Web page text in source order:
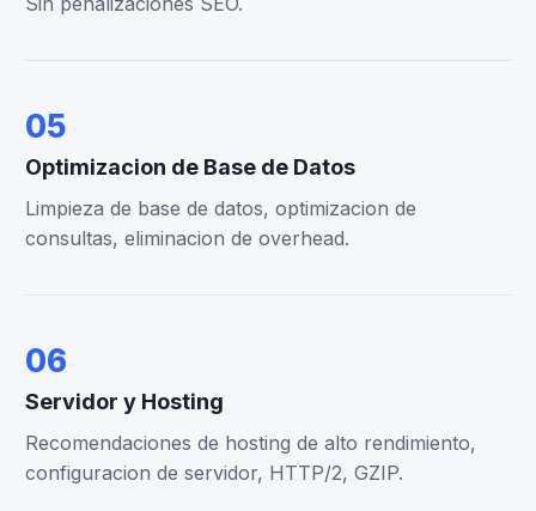
05
Optimizacion de Base de Datos
Limpieza de base de datos, optimizacion de
consultas, eliminacion de overhead.
06
Servidor y Hosting
Recomendaciones de hosting de alto rendimiento,
configuracion de servidor, HTTP/2, GZIP.